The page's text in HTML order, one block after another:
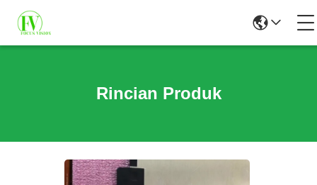
Rincian Produk